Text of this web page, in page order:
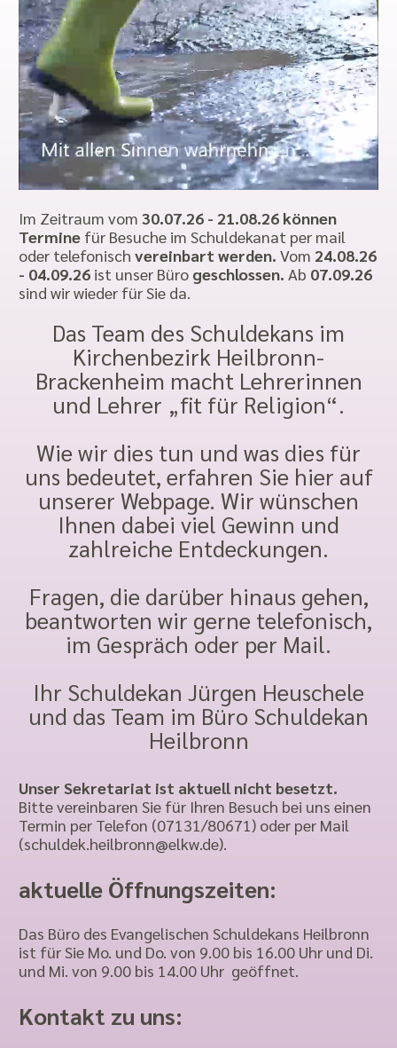
Im Zeitraum vom 30.07.26 - 21.08.26 können
Termine für Besuche im Schuldekanat per mail
oder telefonisch vereinbart werden. Vom 24.08.26
- 04.09.26 ist unser Büro geschlossen. Ab 07.09.26
sind wir wieder für Sie da.
Das Team des Schuldekans im
Kirchenbezirk Heilbronn-
Brackenheim macht Lehrerinnen
und Lehrer „fit für Religion“.
Wie wir dies tun und was dies für
uns bedeutet, erfahren Sie hier auf
unserer Webpage. Wir wünschen
Ihnen dabei viel Gewinn und
zahlreiche Entdeckungen.
Fragen, die darüber hinaus gehen,
beantworten wir gerne telefonisch,
im Gespräch oder per Mail.
Ihr Schuldekan Jürgen Heuschele
und das Team im Büro Schuldekan
Heilbronn
Unser Sekretariat ist aktuell nicht besetzt.
Bitte vereinbaren Sie für Ihren Besuch bei uns einen
Termin per Telefon (07131/80671) oder per Mail
(schuldek.heilbronn@elkw.de).
aktuelle Öffnungszeiten:
Das Büro des Evangelischen Schuldekans Heilbronn
ist für Sie Mo. und Do. von 9.00 bis 16.00 Uhr und Di.
und Mi. von 9.00 bis 14.00 Uhr geöffnet.
Kontakt zu uns: